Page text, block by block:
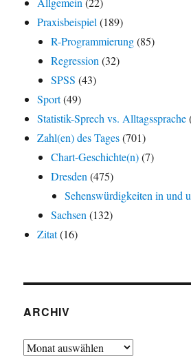
Praxisbeispiel (189)
R-Programmierung(85)
Regression (32)
SPSS (43)
Sport(49)
Statistik-Sprech vs. Alltagssprache
Zahl(en) des Tages(701)
Chart-Geschichte(n)(7)
Dresden (475)
Sehenswürdigkeiten in und
Sachsen (132)
Zitat(16)
ARCHIV
Archiv